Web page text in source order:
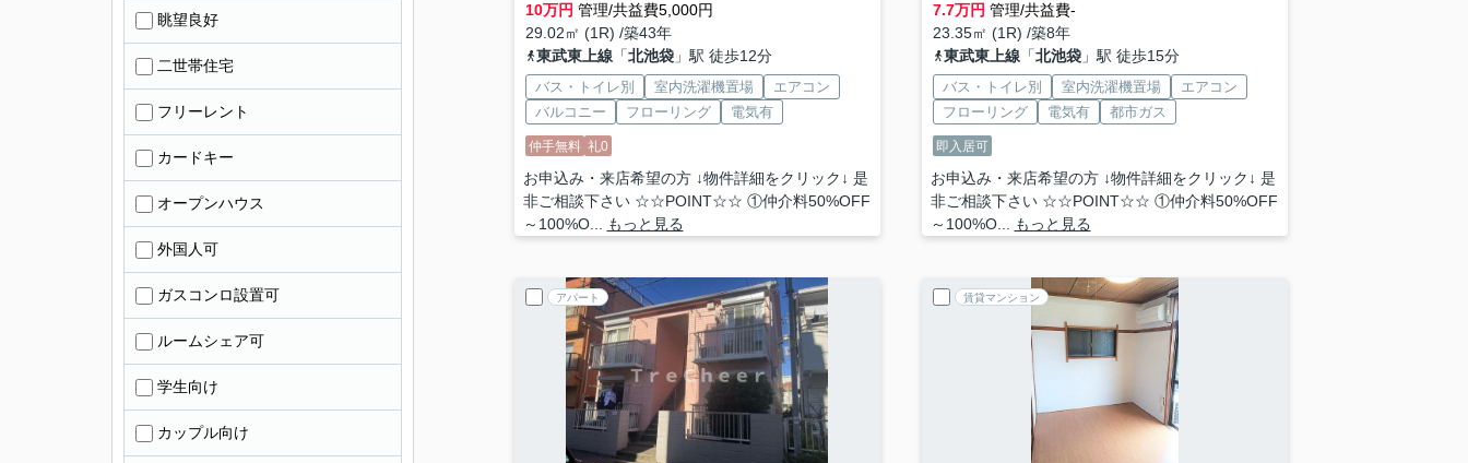
10万円 管理/共益費5,000円
29.02㎡ (1R) /築43年
東武東上線「北池袋」駅 徒歩12分
バス・トイレ別 室内洗濯機置場
エアコン
バルコニー
フローリング 電気有
仲手無料 礼0
お申込み・来店希望の方 ↓物件詳細をクリック↓ 是
非ご相談下さい ☆☆POINT☆☆ ①仲介料50%OFF
～100%O...
もっと見る
7.7万円 管理/共益費-
23.35㎡ (1R) /築8年
東武東上線「北池袋」駅 徒歩15分
バス・トイレ別 室内洗濯機置場
エアコン
フローリング
電気有 都市ガス
即入居可
お申込み・来店希望の方 ↓物件詳細をクリック↓ 是
非ご相談下さい ☆☆POINT☆☆ ①仲介料50%OFF
～100%O...
もっと見る
アパート 賃貸マンション
眺望良好
二世帯住宅
フリーレント
カードキー
オープンハウス
外国人可
ガスコンロ設置可
ルームシェア可
学生向け
カップル向け